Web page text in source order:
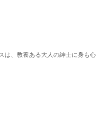
は、教養ある大人の紳士に身も